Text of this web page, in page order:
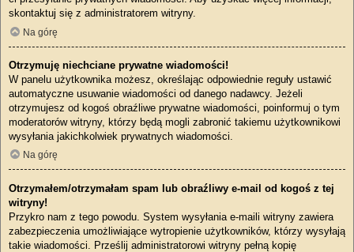
skontaktuj się z administratorem witryny.
Na górę
Otrzymuję niechciane prywatne wiadomości!
W panelu użytkownika możesz, określając odpowiednie reguły ustawić
automatyczne usuwanie wiadomości od danego nadawcy. Jeżeli
otrzymujesz od kogoś obraźliwe prywatne wiadomości, poinformuj o tym
moderatorów witryny, którzy będą mogli zabronić takiemu użytkownikowi
wysyłania jakichkolwiek prywatnych wiadomości.
Na górę
Otrzymałem/otrzymałam spam lub obraźliwy e-mail od kogoś z tej
witryny!
Przykro nam z tego powodu. System wysyłania e-maili witryny zawiera
zabezpieczenia umożliwiające wytropienie użytkowników, którzy wysyłają
takie wiadomości. Prześlij administratorowi witryny pełną kopię